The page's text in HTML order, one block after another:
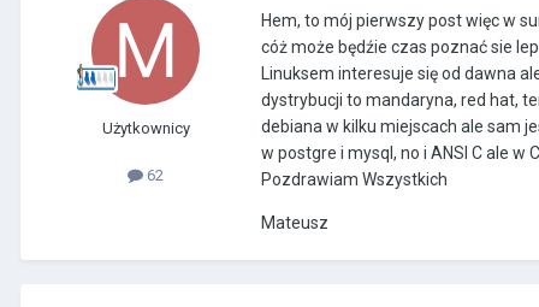
Użytkownicy
62
Hem, to mój pierwszy post więc w
cóż może będźie czas poznać sie
Linuksem interesuje się od dawna
dystrybucji to mandaryna, red hat,
debiana w kilku miejscach ale sam
w postgre i mysql, no i ANSI C ale
Pozdrawiam Wszystkich
Mateusz